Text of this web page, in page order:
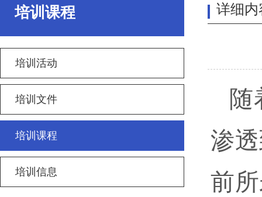
培训课程
培训活动
培训文件
培训课程
培训信息
详细内
随
渗
前